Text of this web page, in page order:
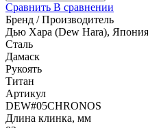
Сравнить В сравнении
Бренд / Производитель
Дью Хара (Dew Hara), Япония
Сталь
Дамаск
Рукоять
Титан
Артикул
DEW#05CHRONOS
Длина клинка, мм